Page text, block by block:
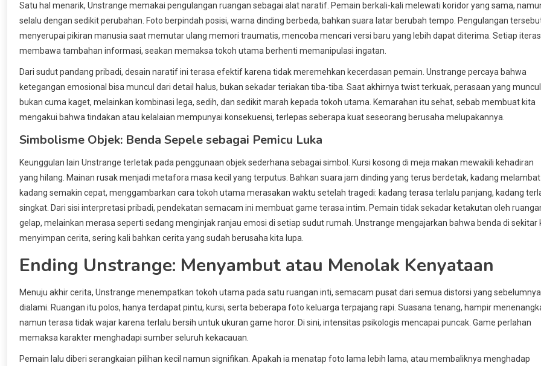
Satu hal menarik, Unstrange memakai pengulangan ruangan sebagai alat naratif. Pemain berkali-kali melewati koridor yang sama,
selalu dengan sedikit perubahan. Foto berpindah posisi, warna dinding berbeda, bahkan suara latar berubah tempo. Pengulangan
menyerupai pikiran manusia saat memutar ulang memori traumatis, mencoba mencari versi baru yang lebih dapat diterima. Setiap
membawa tambahan informasi, seakan memaksa tokoh utama berhenti memanipulasi ingatan.
Dari sudut pandang pribadi, desain naratif ini terasa efektif karena tidak meremehkan kecerdasan pemain. Unstrange percaya bahwa
ketegangan emosional bisa muncul dari detail halus, bukan sekadar teriakan tiba-tiba. Saat akhirnya twist terkuak, perasaan yang muncul
bukan cuma kaget, melainkan kombinasi lega, sedih, dan sedikit marah kepada tokoh utama. Kemarahan itu sehat, sebab membuat kita
mengakui bahwa tindakan atau kelalaian mempunyai konsekuensi, terlepas seberapa kuat seseorang berusaha melupakannya.
Simbolisme Objek: Benda Sepele sebagai Pemicu Luka
Keunggulan lain Unstrange terletak pada penggunaan objek sederhana sebagai simbol. Kursi kosong di meja makan mewakili kehadiran
yang hilang. Mainan rusak menjadi metafora masa kecil yang terputus. Bahkan suara jam dinding yang terus berdetak, kadang melambat
kadang semakin cepat, menggambarkan cara tokoh utama merasakan waktu setelah tragedi: kadang terasa terlalu panjang, kadang
singkat. Dari sisi interpretasi pribadi, pendekatan semacam ini membuat game terasa intim. Pemain tidak sekadar ketakutan oleh
gelap, melainkan merasa seperti sedang menginjak ranjau emosi di setiap sudut rumah. Unstrange mengajarkan bahwa benda di sekitar
menyimpan cerita, sering kali bahkan cerita yang sudah berusaha kita lupa.
Ending Unstrange: Menyambut atau Menolak Kenyataan
Menuju akhir cerita, Unstrange menempatkan tokoh utama pada satu ruangan inti, semacam pusat dari semua distorsi yang sebelumnya
dialami. Ruangan itu polos, hanya terdapat pintu, kursi, serta beberapa foto keluarga terpajang rapi. Suasana tenang, hampir
namun terasa tidak wajar karena terlalu bersih untuk ukuran game horor. Di sini, intensitas psikologis mencapai puncak. Game perlahan
memaksa karakter menghadapi sumber seluruh kekacauan.
Pemain lalu diberi serangkaian pilihan kecil namun signifikan. Apakah ia menatap foto lama lebih lama, atau membaliknya menghadap